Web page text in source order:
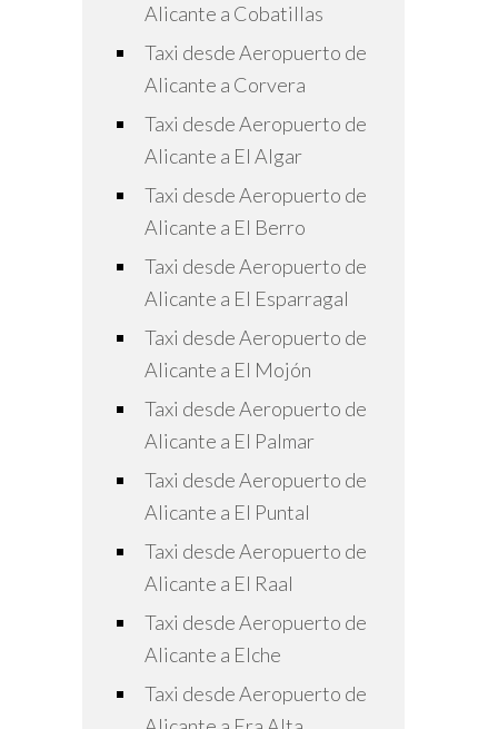
Alicante a Cobatillas
Taxi desde Aeropuerto de
Alicante a Corvera
Taxi desde Aeropuerto de
Alicante a El Algar
Taxi desde Aeropuerto de
Alicante a El Berro
Taxi desde Aeropuerto de
Alicante a El Esparragal
Taxi desde Aeropuerto de
Alicante a El Mojón
Taxi desde Aeropuerto de
Alicante a El Palmar
Taxi desde Aeropuerto de
Alicante a El Puntal
Taxi desde Aeropuerto de
Alicante a El Raal
Taxi desde Aeropuerto de
Alicante a Elche
Taxi desde Aeropuerto de